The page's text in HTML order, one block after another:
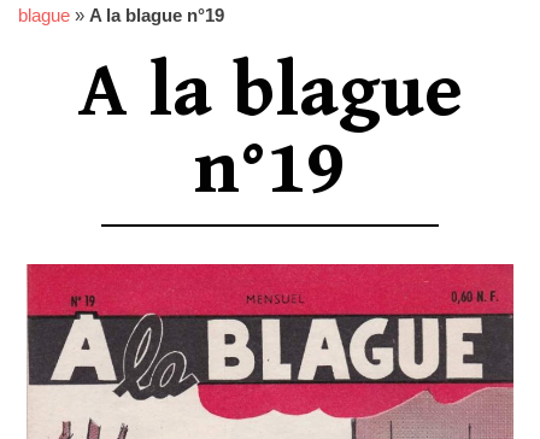
blague » A la blague n°19
A la blague
n°19